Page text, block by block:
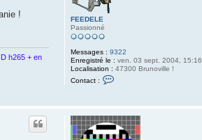
FEEDELE
Passionné
Messages : 9322
Enregistré le : ven. 03 sept. 2004, 15:16
Localisation : 47300 Brunoville !
Contact :
c
t
e
!
h265 + en